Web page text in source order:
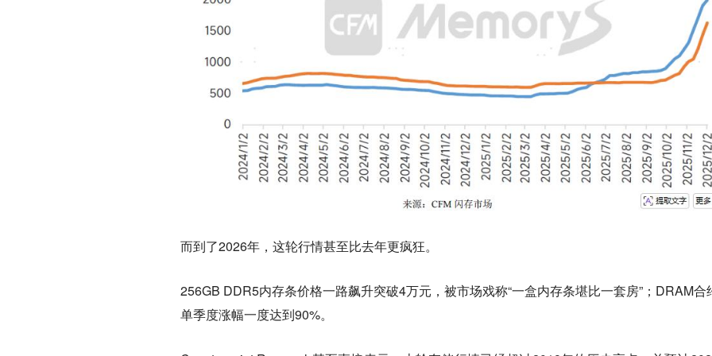
而到了2026年，这轮行情甚至比去年更疯狂。
256GB DDR5内存条价格一路飙升突破4万元，被市场戏称“一盒内存条堪比一套房”；DRAM合
单季度涨幅一度达到90%。